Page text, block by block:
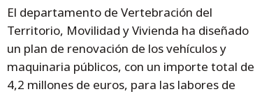
El departamento de Vertebración del
Territorio, Movilidad y Vivienda ha diseñado
un plan de renovación de los vehículos y
maquinaria públicos, con un importe total de
4,2 millones de euros, para las labores de